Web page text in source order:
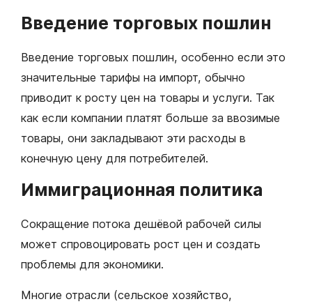
Введение торговых пошлин
Введение торговых пошлин, особенно если это
значительные тарифы на импорт, обычно
приводит к росту цен на товары и услуги. Так
как если компании платят больше за ввозимые
товары, они закладывают эти расходы в
конечную цену для потребителей.
Иммиграционная политика
Сокращение потока дешёвой рабочей силы
может спровоцировать рост цен и создать
проблемы для экономики.
Многие отрасли (сельское хозяйство,